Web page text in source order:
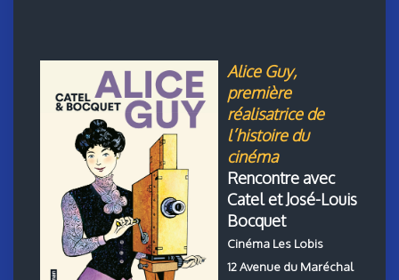
Alice Guy,
première
réalisatrice de
l’histoire du
cinéma
Rencontre avec
Catel et José-Louis
Bocquet
Cinéma Les Lobis
12 Avenue du Maréchal